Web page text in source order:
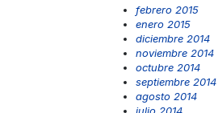
febrero 2015
enero 2015
diciembre 2014
noviembre 2014
octubre 2014
septiembre 2014
agosto 2014